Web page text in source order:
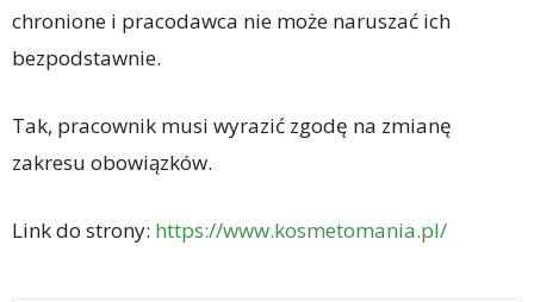
chronione i pracodawca nie może naruszać ich
bezpodstawnie.
Tak, pracownik musi wyrazić zgodę na zmianę
zakresu obowiązków.
Link do strony: https://www.kosmetomania.pl/